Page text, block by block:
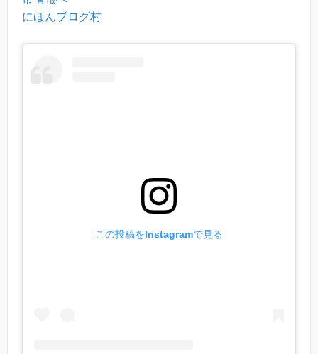
にほんブログ村
この投稿をInstagramで見る